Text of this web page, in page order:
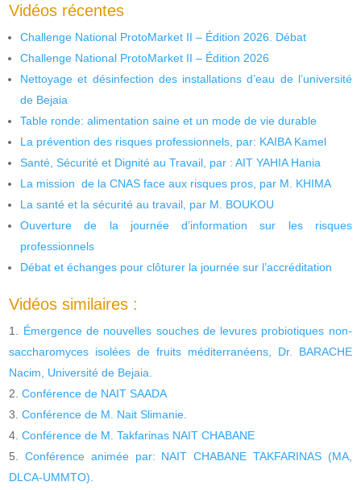
Vidéos récentes
Challenge National ProtoMarket II – Édition 2026. Débat
Challenge National ProtoMarket II – Édition 2026
Nettoyage et désinfection des installations d’eau de l’université
de Bejaia
Table ronde: alimentation saine et un mode de vie durable
La prévention des risques professionnels, par: KAIBA Kamel
Santé, Sécurité et Dignité au Travail, par : AIT YAHIA Hania
La mission de la CNAS face aux risques pros, par M. KHIMA
La santé et la sécurité au travail, par M. BOUKOU
Ouverture de la journée d’information sur les risques
professionnels
Débat et échanges pour clôturer la journée sur l’accréditation
Vidéos similaires :
Émergence de nouvelles souches de levures probiotiques non-
saccharomyces isolées de fruits méditerranéens, Dr. BARACHE
Nacim, Université de Bejaia.
Conférence de NAIT SAADA
Conférence de M. Nait Slimanie.
Conférence de M. Takfarinas NAIT CHABANE
Conférence animée par: NAIT CHABANE TAKFARINAS (MA,
DLCA-UMMTO).